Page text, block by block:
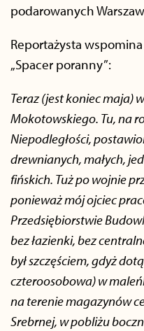
podarowanych
Reportażysta
„Spacer poranny”:
Teraz (jest koniec maja)
Mokotowskiego. Tu, na
Niepodległości,
drewnianych, małych,
fińskich. Tuż po wojnie
ponieważ mój ojciec
Przedsiębiorstwie
bez łazienki, bez
był szczęściem, gdyż
czteroosobowa) w
na terenie magazynów
Srebrnej, w pobliżu